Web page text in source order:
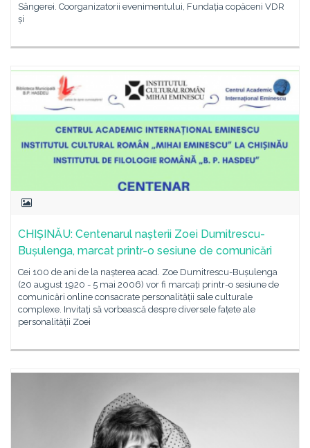
Sângerei. Coorganizatorii evenimentului, Fundația copăceni VDR
și
CHIȘINĂU: Centenarul nașterii Zoei Dumitrescu-
Bușulenga, marcat printr-o sesiune de comunicări
Cei 100 de ani de la nașterea acad. Zoe Dumitrescu-Bușulenga
(20 august 1920 - 5 mai 2006) vor fi marcați printr-o sesiune de
comunicări online consacrate personalității sale culturale
complexe. Invitați să vorbească despre diversele fațete ale
personalității Zoei